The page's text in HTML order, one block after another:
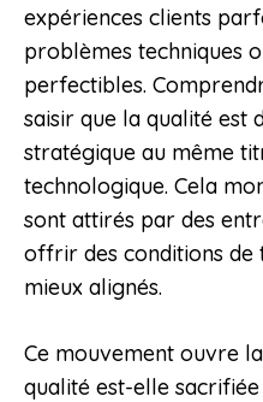
expériences clients
problèmes techniques
perfectibles.
saisir que la qualité est
stratégique au même
technologique. Cela
sont attirés par des
offrir des conditions
mieux alignés.
Ce mouvement ouvre
qualité est-elle